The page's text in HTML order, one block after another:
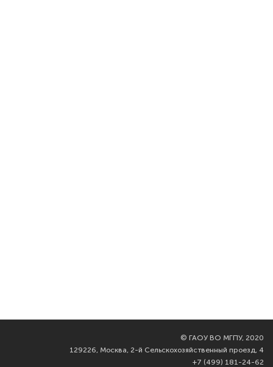
© ГАОУ ВО МГПУ, 2020
129226, Москва, 2-й Сельскохозяйственный проезд, 4
+7 (499) 181-24-62